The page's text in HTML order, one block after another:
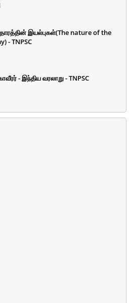
இயல்புகள்(The nature of the
- TNPSC
- இந்திய வரலாறு - TNPSC